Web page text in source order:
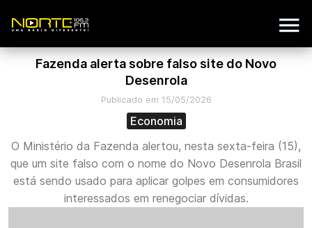
Fazenda alerta sobre falso site do Novo
Desenrola
Publicado em 15/05/2026
Economia
O Ministério da Fazenda alertou, nesta sexta-feira (15),
que um site falso com o nome do Novo Desenrola Brasil
está sendo usado para aplicar golpes em consumidores
interessados em renegociar dívidas.